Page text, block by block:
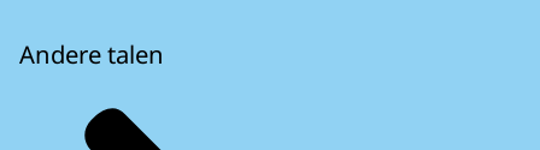
Andere talen